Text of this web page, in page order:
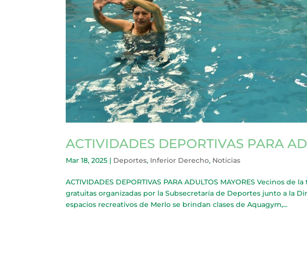
ACTIVIDADES DEPORTIVAS PARA
Mar 18, 2025 | Deportes, Inferior Derecho, Noticias
ACTIVIDADES DEPORTIVAS PARA ADULTOS MAYORES Vecinos
gratuitas organizadas por la Subsecretaría de Deportes junto a la
espacios recreativos de Merlo se brindan clases de Aquagym,...